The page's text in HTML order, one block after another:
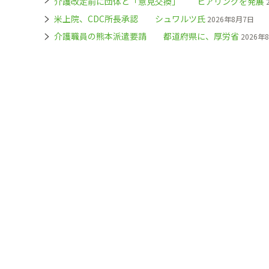
米上院、CDC所長承認 シュワルツ氏 2026年8月7日
介護職員の熊本派遣要請 都道府県に、厚労省 2026年